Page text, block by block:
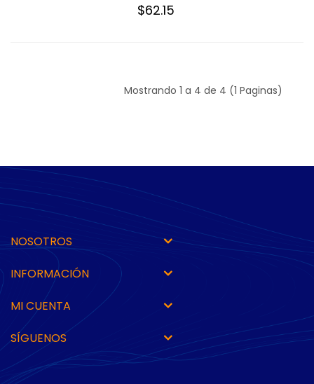
$62.15
Mostrando 1 a 4 de 4 (1 Paginas)
NOSOTROS
INFORMACIÓN
MI CUENTA
SÍGUENOS